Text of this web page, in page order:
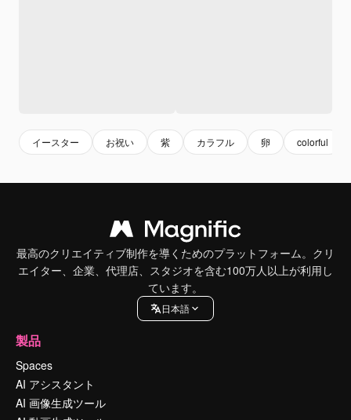
イースター お祝い 紫 カラフル 卵 colorful
最高のクリエイティブ制作を導くためのプラットフォーム。クリ
エイター、企業、代理店、スタジオを含む100万人以上が利用し
ています。
日本語
製品
Spaces
AI アシスタント
AI 画像生成ツール